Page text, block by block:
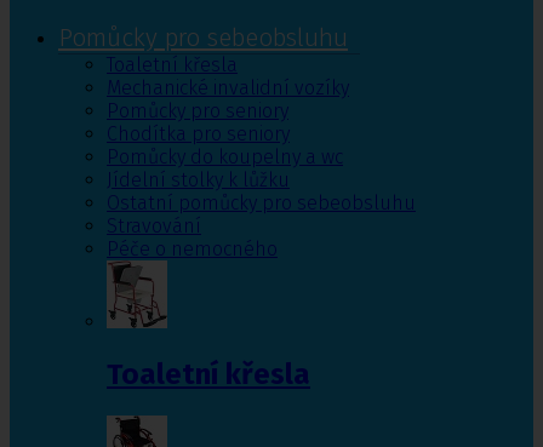
Pomůcky pro sebeobsluhu
Toaletní křesla
Mechanické invalidní vozíky
Pomůcky pro seniory
Chodítka pro seniory
Pomůcky do koupelny a wc
Jídelní stolky k lůžku
Ostatní pomůcky pro sebeobsluhu
Stravování
Péče o nemocného
Toaletní křesla